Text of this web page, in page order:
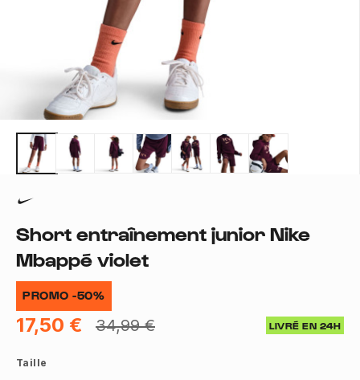
Short entraînement junior Nike
Mbappé violet
PROMO -50%
17,50 € 34,99 € LIVRÉ EN 24H
Taille